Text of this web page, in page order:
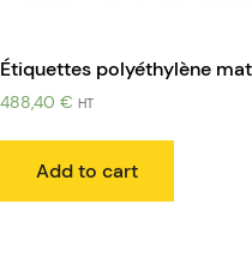
Étiquettes polyéthylène
488,40 € HT
Add to cart